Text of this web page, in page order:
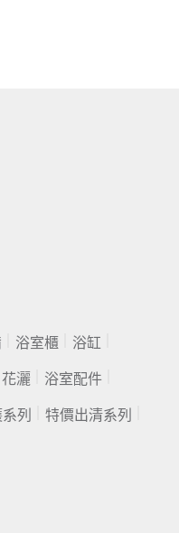
浴室櫃 浴缸
花灑 浴室配件
列 特價出清系列